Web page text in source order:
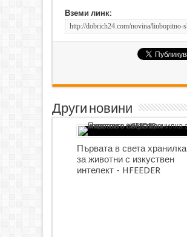
Вземи линк:
Други новини
Първата в света хранилка
за животни с изкуствен
интелект - HFEEDER